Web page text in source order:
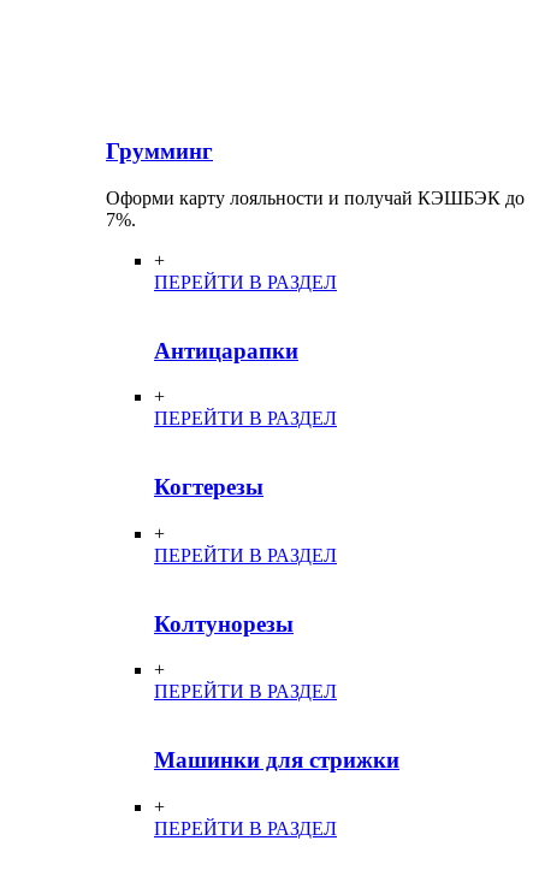
Грумминг
Оформи карту лояльности и получай КЭШБЭК до
7%.
+
ПЕРЕЙТИ В РАЗДЕЛ
Антицарапки
+
ПЕРЕЙТИ В РАЗДЕЛ
Когтерезы
+
ПЕРЕЙТИ В РАЗДЕЛ
Колтунорезы
+
ПЕРЕЙТИ В РАЗДЕЛ
Машинки для стрижки
+
ПЕРЕЙТИ В РАЗДЕЛ